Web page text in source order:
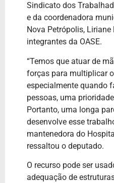
Sindicato dos
e da coordenadora
Nova Petrópolis, Liriane
integrantes da OASE.
“Temos que atuar de
forças para multiplicar
especialmente quando
pessoas, uma
Portanto, uma longa
desenvolve esse
mantenedora do
ressaltou o deputado.
O recurso pode ser
adequação de